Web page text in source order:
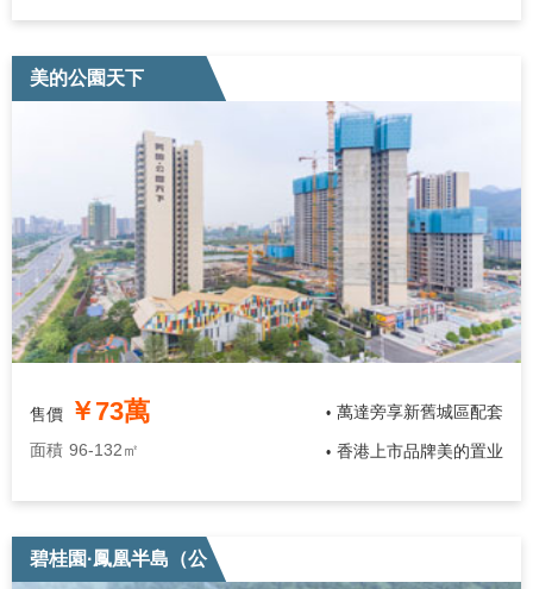
美的公園天下
售價 ￥73萬
面積 96-132㎡
• 萬達旁享新舊城區配套
• 香港上市品牌美的置业
碧桂園·鳳凰半島（公